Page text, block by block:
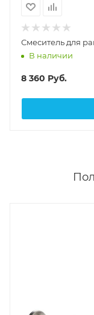
Смеситель для
В наличии
8 360 Руб.